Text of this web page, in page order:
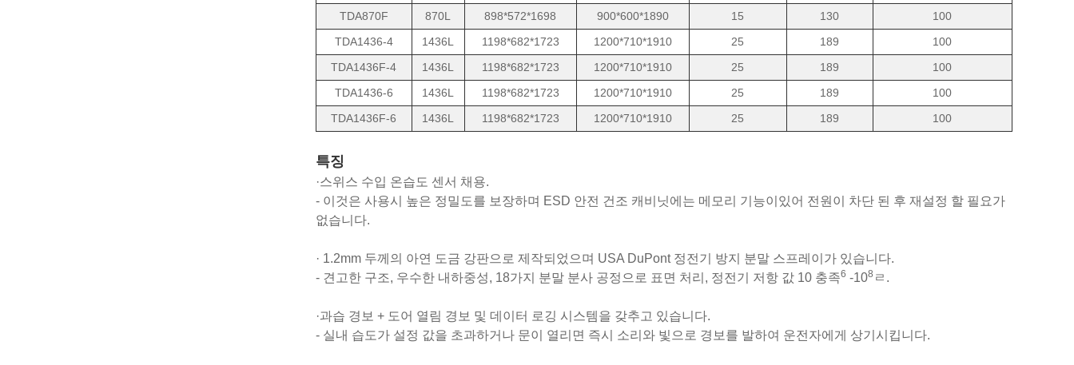
TDA870F
870L 898*572*1698 900*600*1890 15 130
100
TDA1436-4
1436L 1198*682*1723 1200*710*1910 25 189
100
TDA1436F-4
1436L 1198*682*1723 1200*710*1910 25 189
100
TDA1436-6
1436L 1198*682*1723 1200*710*1910 25 189
100
TDA1436F-6
1436L 1198*682*1723 1200*710*1910 25 189 100
특징
·스위스 수입 온습도 센서 채용.
- 이것은 사용시 높은 정밀도를 보장하며 ESD 안전 건조 캐비닛에는 메모리 기능이있어 전원이 차단 된 후 재설정 할 필요가
없습니다.
· 1.2mm 두께의 아연 도금 강판으로 제작되었으며 USA DuPont 정전기 방지 분말 스프레이가 있습니다.
- 견고한 구조, 우수한 내하중성, 18가지 분말 분사 공정으로 표면 처리, 정전기 저항 값 10 충족6 -108 ㄹ.
·과습 경보 + 도어 열림 경보 및 데이터 로깅 시스템을 갖추고 있습니다.
- 실내 습도가 설정 값을 초과하거나 문이 열리면 즉시 소리와 빛으로 경보를 발하여 운전자에게 상기시킵니다.